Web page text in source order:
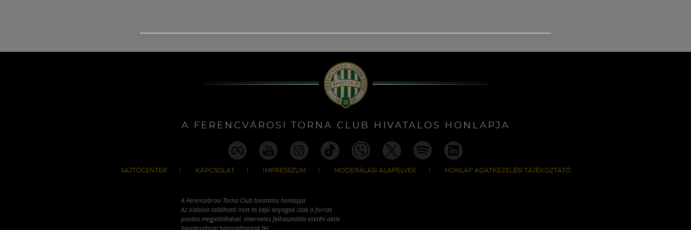
A FERENCVÁROSI TORNA CLUB HIVATALOS HONLAPJA
SAJTÓCENTER KAPCSOLAT IMPRESSZUM MODERÁLÁSI ALAPELVEK HONLAP ADATKEZELÉSI TÁJÉKOZTATÓ
A Ferencvárosi Torna Club hivatalos honlapja
Az oldalon található írott és képi anyagok csak a forrás
pontos megjelölésével, internetes felhasználás esetén aktív
hivatkozással használhatóak fel.